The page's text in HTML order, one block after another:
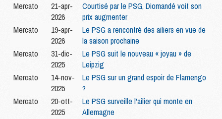
Mercato
21-apr-
2026
Courtisé par le PSG, Diomandé voit son
prix augmenter
Mercato
19-apr-
2026
Le PSG a rencontré des ailiers en vue de
la saison prochaine
Mercato
31-dic-
2025
Le PSG suit le nouveau « joyau » de
Leipzig
Mercato
14-nov-
2025
Le PSG sur un grand espoir de Flamengo
?
Mercato
20-ott-
2025
Le PSG surveille l'ailier qui monte en
Allemagne